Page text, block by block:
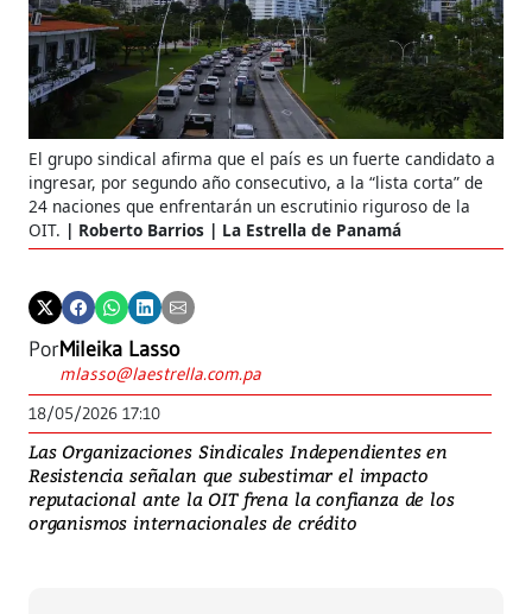
El grupo sindical afirma que el país es un fuerte candidato a
ingresar, por segundo año consecutivo, a la “lista corta” de
24 naciones que enfrentarán un escrutinio riguroso de la
OIT.
Roberto Barrios | La Estrella de Panamá
PorMileika Lasso
mlasso@laestrella.com.pa
18/05/2026 17:10
Las Organizaciones Sindicales Independientes en
Resistencia señalan que subestimar el impacto
reputacional ante la OIT frena la confianza de los
organismos internacionales de crédito